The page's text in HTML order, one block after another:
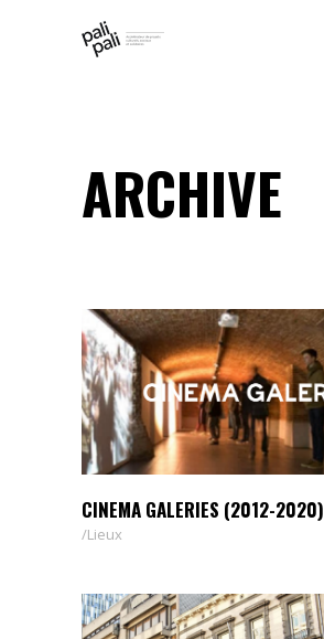
ARCHIVE
CINEMA GALERIES (2012-2020)
Lieux